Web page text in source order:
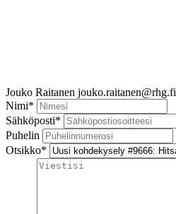
Jouko Raitanen jouko.raitanen@rhg.fi
Nimi*
Sähköposti*
Puhelin
Otsikko*